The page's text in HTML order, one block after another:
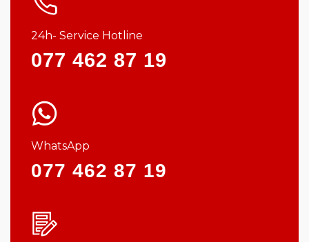
24h- Service Hotline
077 462 87 19
WhatsApp
077 462 87 19